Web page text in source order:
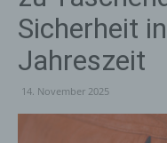
Sicherheit
Jahreszeit
14. November 2025